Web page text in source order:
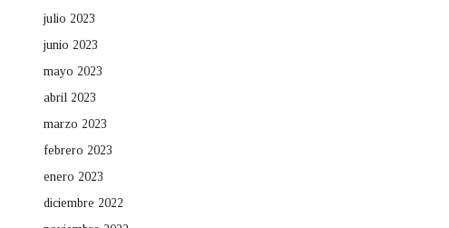
julio 2023
junio 2023
mayo 2023
abril 2023
marzo 2023
febrero 2023
enero 2023
diciembre 2022